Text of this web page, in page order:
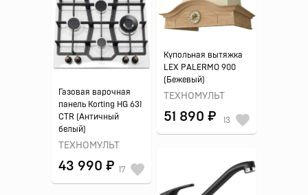
Купольная вытяжка
LEX PALERMO 900
(Бежевый)
ТЕХНОМУЛЬТ
51 890 ₽ 13
Газовая варочная
панель Korting HG 631
CTR (Античный
белый)
ТЕХНОМУЛЬТ
43 990 ₽ 17